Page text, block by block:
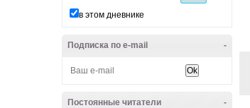
в этом дневнике
-
Подписка по e-mail
-
Постоянные читатели